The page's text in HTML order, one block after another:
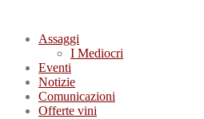
Assaggi
I Mediocri
Eventi
Notizie
Comunicazioni
Offerte vini